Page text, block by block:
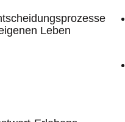
Leben